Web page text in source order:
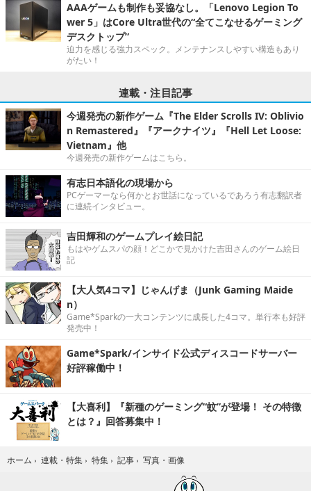
AAAゲームも制作も妥協なし。「Lenovo Legion To
wer 5」はCore Ultra世代の“全てこなせるゲーミング
デスクトップ”
迫力を感じる強力スペック。メンテナンスしやすい構造もあり
がたい！
連載・注目記事
今週発売の新作ゲーム『The Elder Scrolls IV: Oblivio
n Remastered』『アークナイツ』『Hell Let Loose:
Vietnam』他
今週発売の新作ゲームはこちら。
有志日本語化の現場から
PCゲーマーなら何かとお世話になっているであろう有志翻訳者
に連続インタビュー。
吉田輝和のゲームプレイ絵日記
もはやゲムスパの顔！どこかで見かけた吉田さんのゲーム絵日
記
【大人気4コマ】じゃんげま（Junk Gaming Maide
n）
Game*Sparkの一大コンテンツに成長した4コマ。単行本も好評
発売中！
Game*Spark/インサイド公式ディスコードサーバー
好評稼働中！
【大喜利】『新種のゲーミング“蚊”が登場！ その特徴
とは？』回答募集中！
ホーム › 連載・特集 › 特集 › 記事 › 写真・画像